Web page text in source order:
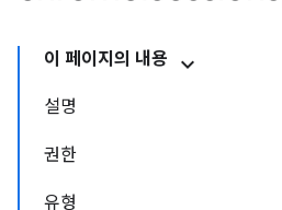
이 페이지의 내용
설명
권한
유형